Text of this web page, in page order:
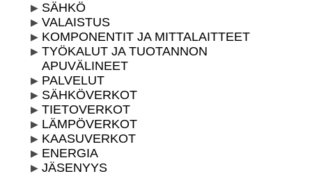
SÄHKÖ
VALAISTUS
KOMPONENTIT JA MITTALAITTEET
TYÖKALUT JA TUOTANNON
APUVÄLINEET
PALVELUT
SÄHKÖVERKOT
TIETOVERKOT
LÄMPÖVERKOT
KAASUVERKOT
ENERGIA
JÄSENYYS